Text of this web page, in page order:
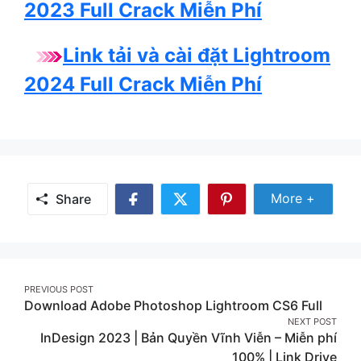
2023 Full Crack Miễn Phí
Link tải và cài đặt Lightroom
2024 Full Crack Miễn Phí
Share
Share
Share
Share
More +
Post
navigation
PREVIOUS POST
Download Adobe Photoshop Lightroom CS6 Full
NEXT POST
InDesign 2023 | Bản Quyền Vĩnh Viễn – Miễn phí
100% | Link Drive